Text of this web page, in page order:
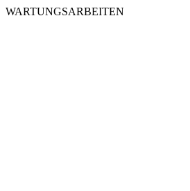
WARTUNGSARBEITEN